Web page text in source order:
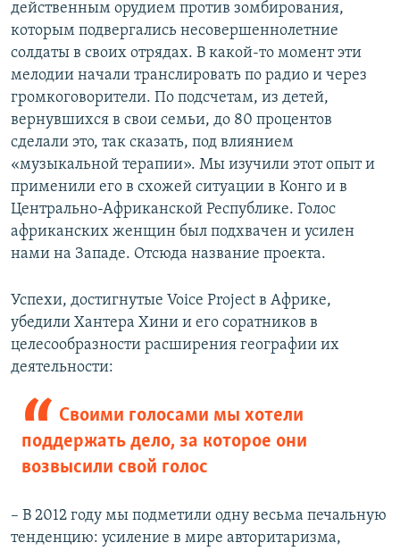
действенным орудием против зомбирования,
которым подвергались несовершеннолетние
солдаты в своих отрядах. В какой-то момент эти
мелодии начали транслировать по радио и через
громкоговорители. По подсчетам, из детей,
вернувшихся в свои семьи, до 80 процентов
сделали это, так сказать, под влиянием
«музыкальной терапии». Мы изучили этот опыт и
применили его в схожей ситуации в Конго и в
Центрально-Африканской Республике. Голос
африканских женщин был подхвачен и усилен
нами на Западе. Отсюда название проекта.
Успехи, достигнутые Voice Project в Африке,
убедили Хантера Хини и его соратников в
целесообразности расширения географии их
деятельности:
Своими голосами мы хотели
поддержать дело, за которое они
возвысили свой голос
– В 2012 году мы подметили одну весьма печальную
тенденцию: усиление в мире авторитаризма,